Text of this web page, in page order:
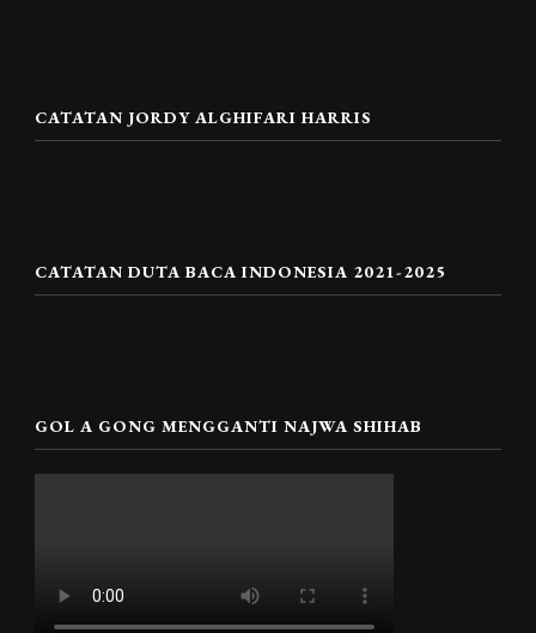
CATATAN JORDY ALGHIFARI HARRIS
CATATAN DUTA BACA INDONESIA 2021-2025
GOL A GONG MENGGANTI NAJWA SHIHAB